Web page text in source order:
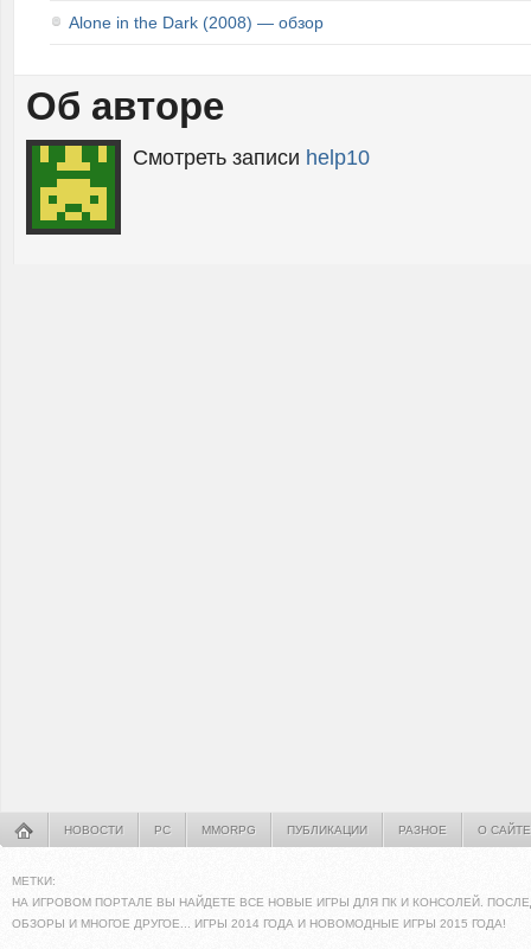
Alone in the Dark (2008) — обзор
Об авторе
Смотреть записи help10
НОВОСТИ PC MMORPG ПУБЛИКАЦИИ РАЗНОЕ О САЙТЕ
МЕТКИ:
НА ИГРОВОМ ПОРТАЛЕ ВЫ НАЙДЕТЕ ВСЕ НОВЫЕ ИГРЫ ДЛЯ ПК И КОНСОЛЕЙ.
ОБЗОРЫ И МНОГОЕ ДРУГОЕ... ИГРЫ 2014 ГОДА И НОВОМОДНЫЕ ИГРЫ 2015 ГОДА!